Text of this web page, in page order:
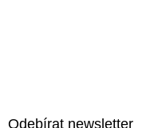
Odebírat newsletter